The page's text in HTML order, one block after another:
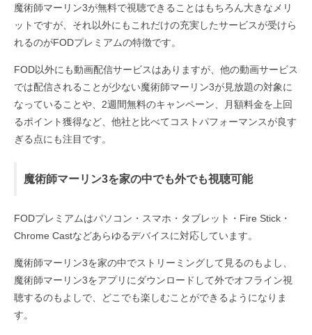
魔術師マーリン3が無料で視聴できることはもちろん大きなメリ
ットですが、それ以外にもこれだけの充実したサービスが受けら
れるのがFODプレミアムの特徴です。
FOD以外にも動画配信サービスはありますが、他の動画サービス
では配信されることが少ない魔術師マーリン3が見放題の対象に
なっていることや、2週間無料のキャンペーン、月額料金を上回
るポイント獲得など、他社と比べてコストパフォーマンスが良す
ぎる点にも注目です。
魔術師マーリン3を家の中でも外でも視聴可能
FODプレミアムはパソコン・スマホ・タブレット・Fire Stick・
Chrome Castなどあらゆるデバイスに対応しています。
魔術師マーリン3を家の中でストリーミングして見るのもよし、
魔術師マーリン3をアプリにダウンロードして外でオフライン視
聴するのもよしで、どこでも楽しむことができるようになりま
す。